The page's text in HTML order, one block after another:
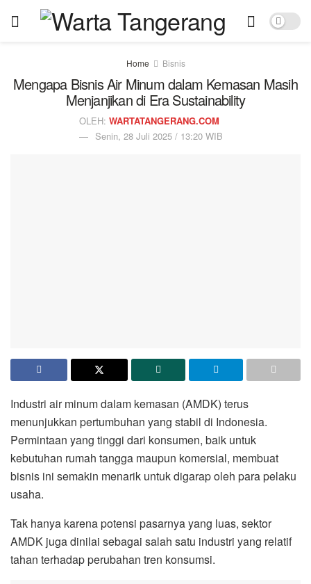
Home Bisnis
Mengapa Bisnis Air Minum dalam Kemasan Masih
Menjanjikan di Era Sustainability
OLEH: WARTATANGERANG.COM
Senin, 28 Juli 2025 / 13:20 WIB
Industri air minum dalam kemasan (AMDK) terus
menunjukkan pertumbuhan yang stabil di Indonesia.
Permintaan yang tinggi dari konsumen, baik untuk
kebutuhan rumah tangga maupun komersial, membuat
bisnis ini semakin menarik untuk digarap oleh para pelaku
usaha.
Tak hanya karena potensi pasarnya yang luas, sektor
AMDK juga dinilai sebagai salah satu industri yang relatif
tahan terhadap perubahan tren konsumsi.